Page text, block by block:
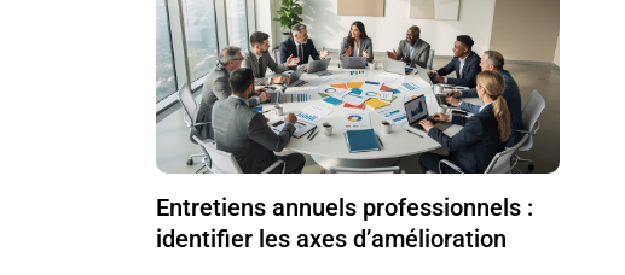
Entretiens annuels professionnels :
identifier les axes d’amélioration